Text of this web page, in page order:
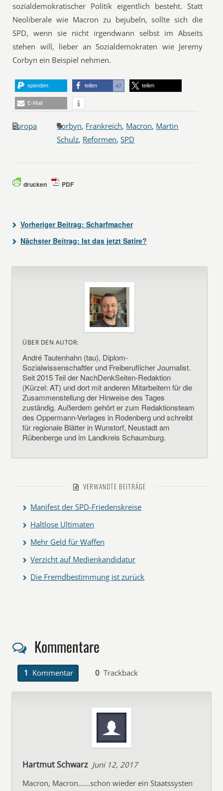
sozialdemokratischer Politik eigentlich besteht. Statt
Neoliberale wie Macron zu bejubeln, sollte sich die
SPD, wenn sie nicht irgendwann selbst im Abseits
stehen will, lieber an Sozialdemokraten wie Jeremy
Corbyn ein Beispiel nehmen.
spenden teilen 47 teilen
E-Mail
Europa Corbyn, Frankreich, Macron, Martin
Schulz, Reformen,SPD
drucken PDF
Vorheriger Beitrag: Scharfmacher
Nächster Beitrag: Ist das jetzt Satire?
ÜBER DEN AUTOR:
André Tautenhahn (tau), Diplom-
Sozialwissenschaftler und Freiberuflicher Journalist.
Seit 2015 Teil der NachDenkSeiten-Redaktion
(Kürzel: AT) und dort mit anderen Mitarbeitern für die
Zusammenstellung der Hinweise des Tages
zuständig. Außerdem gehört er zum Redaktionsteam
des Oppermann-Verlages in Rodenberg und schreibt
für regionale Blätter in Wunstorf, Neustadt am
Rübenberge und im Landkreis Schaumburg.
VERWANDTE BEITRÄGE
Manifest der SPD-Friedenskreise
Haltlose Ultimaten
Mehr Geld für Waffen
Verzicht auf Medienkandidatur
Die Fremdbestimmung ist zurück
Kommentare
1 Kommentar 0 Trackback
Hartmut Schwarz Juni 12, 2017
Macron, Macron……schon wieder ein Staatssysten